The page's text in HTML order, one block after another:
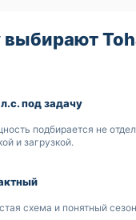
под задачу
подбирается не
и загрузкой.
схема и понятный